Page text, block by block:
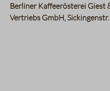
Berliner Kaffeerösterei Giest
Vertriebs GmbH,